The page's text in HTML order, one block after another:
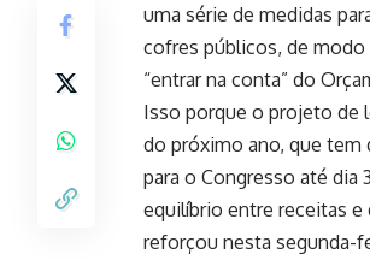
uma série de medidas
cofres públicos, de modo
“entrar na conta” do
Isso porque o projeto de
do próximo ano, que tem
para o Congresso até dia
equilíbrio entre receitas e
reforçou nesta segunda-